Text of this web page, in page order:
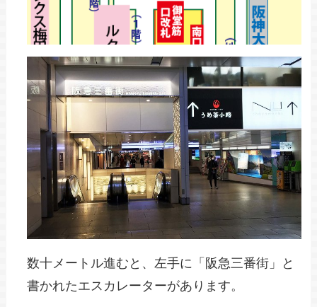
数十メートル進むと、左手に「阪急三番街」と
書かれたエスカレーターがあります。